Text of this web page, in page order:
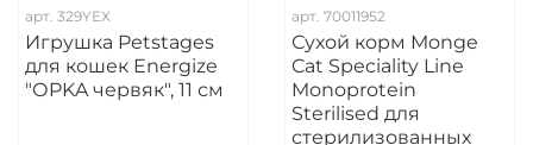
арт. 329YEX
Игрушка Petstages
для кошек Energize
"ОPKA червяк", 11 см
арт. 70011952
Сухой корм Monge
Cat Speciality Line
Monoprotein
Sterilised для
стерилизованных